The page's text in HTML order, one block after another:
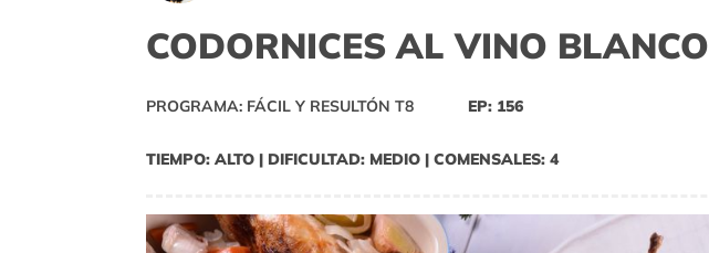
CODORNICES AL VINO BLANCO
PROGRAMA: FÁCIL Y RESULTÓN T8 EP: 156
TIEMPO: ALTO | DIFICULTAD: MEDIO | COMENSALES: 4